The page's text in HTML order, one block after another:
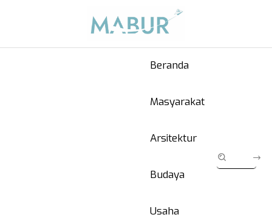
Beranda
Masyarakat
Arsitektur
Budaya
Usaha